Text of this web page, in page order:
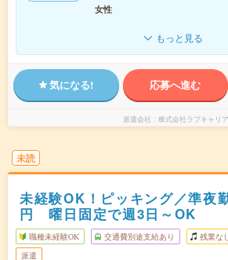
女性
もっと見る
気になる! 応募へ進む
派遣会社 株式会社ラブキャリア
未読
未経験OK！ピッキング／準
円 曜日固定で週3日～OK
職種未経験OK 交通費別途支給あり 残業なし
派遣